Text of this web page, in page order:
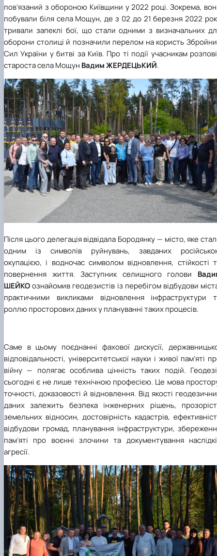
пов’язаний з обороною Київщини у 2022 році. Зокрема,
побували біля села Мощун, де з 02 до 21 березня 2022
тривали запеклі бої, що стали одними з визначальних
оборони столиці й позначили перелом на користь
Сил України у битві за Київ. Про ті події учасникам
староста села Мощун Вадим ЖЕРДЕЦЬКИЙ.
Після цього делегація відвідала Бородянку — місто, яке
одним із символів руйнувань, завданих
окупацією, і водночас символом відновлення, стійкості
повернення життя. Заступник селищного голови
ШЕЙКОознайомив геодезистів із перебігом відбудови
практичними викликами відновлення інфраструктури
роллю просторових даних у плануванні таких процесів.
Саме в цьому поєднанні фахової дискусії,
відповідальності, університетської науки і живої пам’яті
війну — полягає особлива цінність таких подій.
сьогодні є не лише технічною професією. Це мова
точності, доказовості й відновлення. Від якості
даних залежить безпека інженерних рішень,
земельних відносин, достовірність кадастрів,
відбудови громад, планування інфраструктури,
пам’яті про воєнні злочини та документування
агресії.